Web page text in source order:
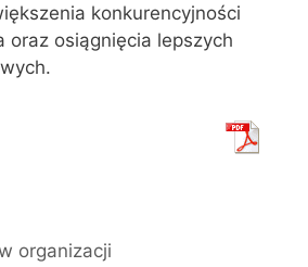
konkurencyjności
oraz osiągnięcia lepszych
organizacji